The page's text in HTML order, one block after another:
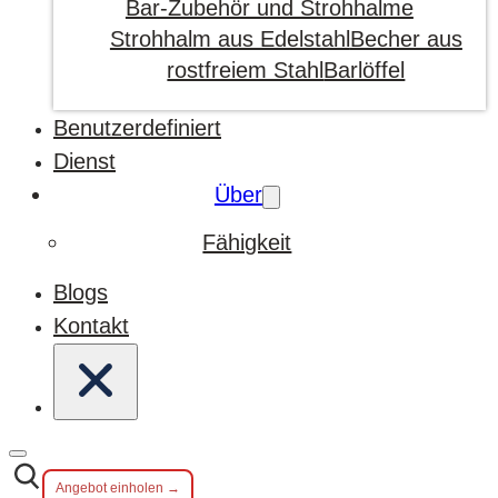
Bar-Zubehör und Strohhalme
Strohhalm aus Edelstahl Becher aus
rostfreiem Stahl Barlöffel
Benutzerdefiniert
Dienst
Über
Fähigkeit
Blogs
Kontakt
Angebot einholen →